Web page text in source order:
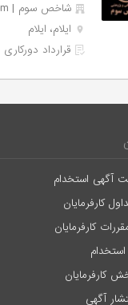
شاخص سوم | Shakhes Sevom
ایلام، ایلام
قرارداد دورکاری
آگهی استخدام
کارفرمایان
کارفرمایان
کارفرمایان
آگهی